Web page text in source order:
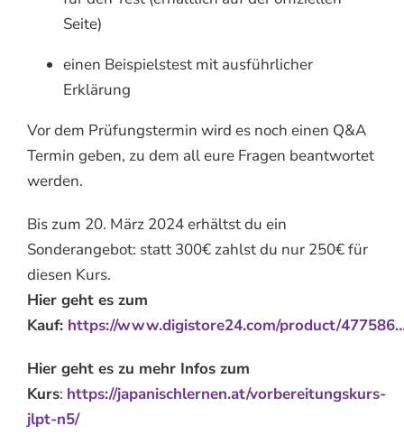
Seite)
einen Beispielstest mit ausführlicher
Erklärung
Vor dem Prüfungstermin wird es noch einen Q&A
Termin geben, zu dem all eure Fragen beantwortet
werden.
Bis zum 20. März 2024 erhältst du ein
Sonderangebot: statt 300€ zahlst du nur 250€ für
diesen Kurs.
Hier geht es zum
Kauf: https://www.digistore24.com/product/
Hier geht es zu mehr Infos zum
Kurs: https://japanischlernen.at/vorbereitungskurs-
jlpt-n5/